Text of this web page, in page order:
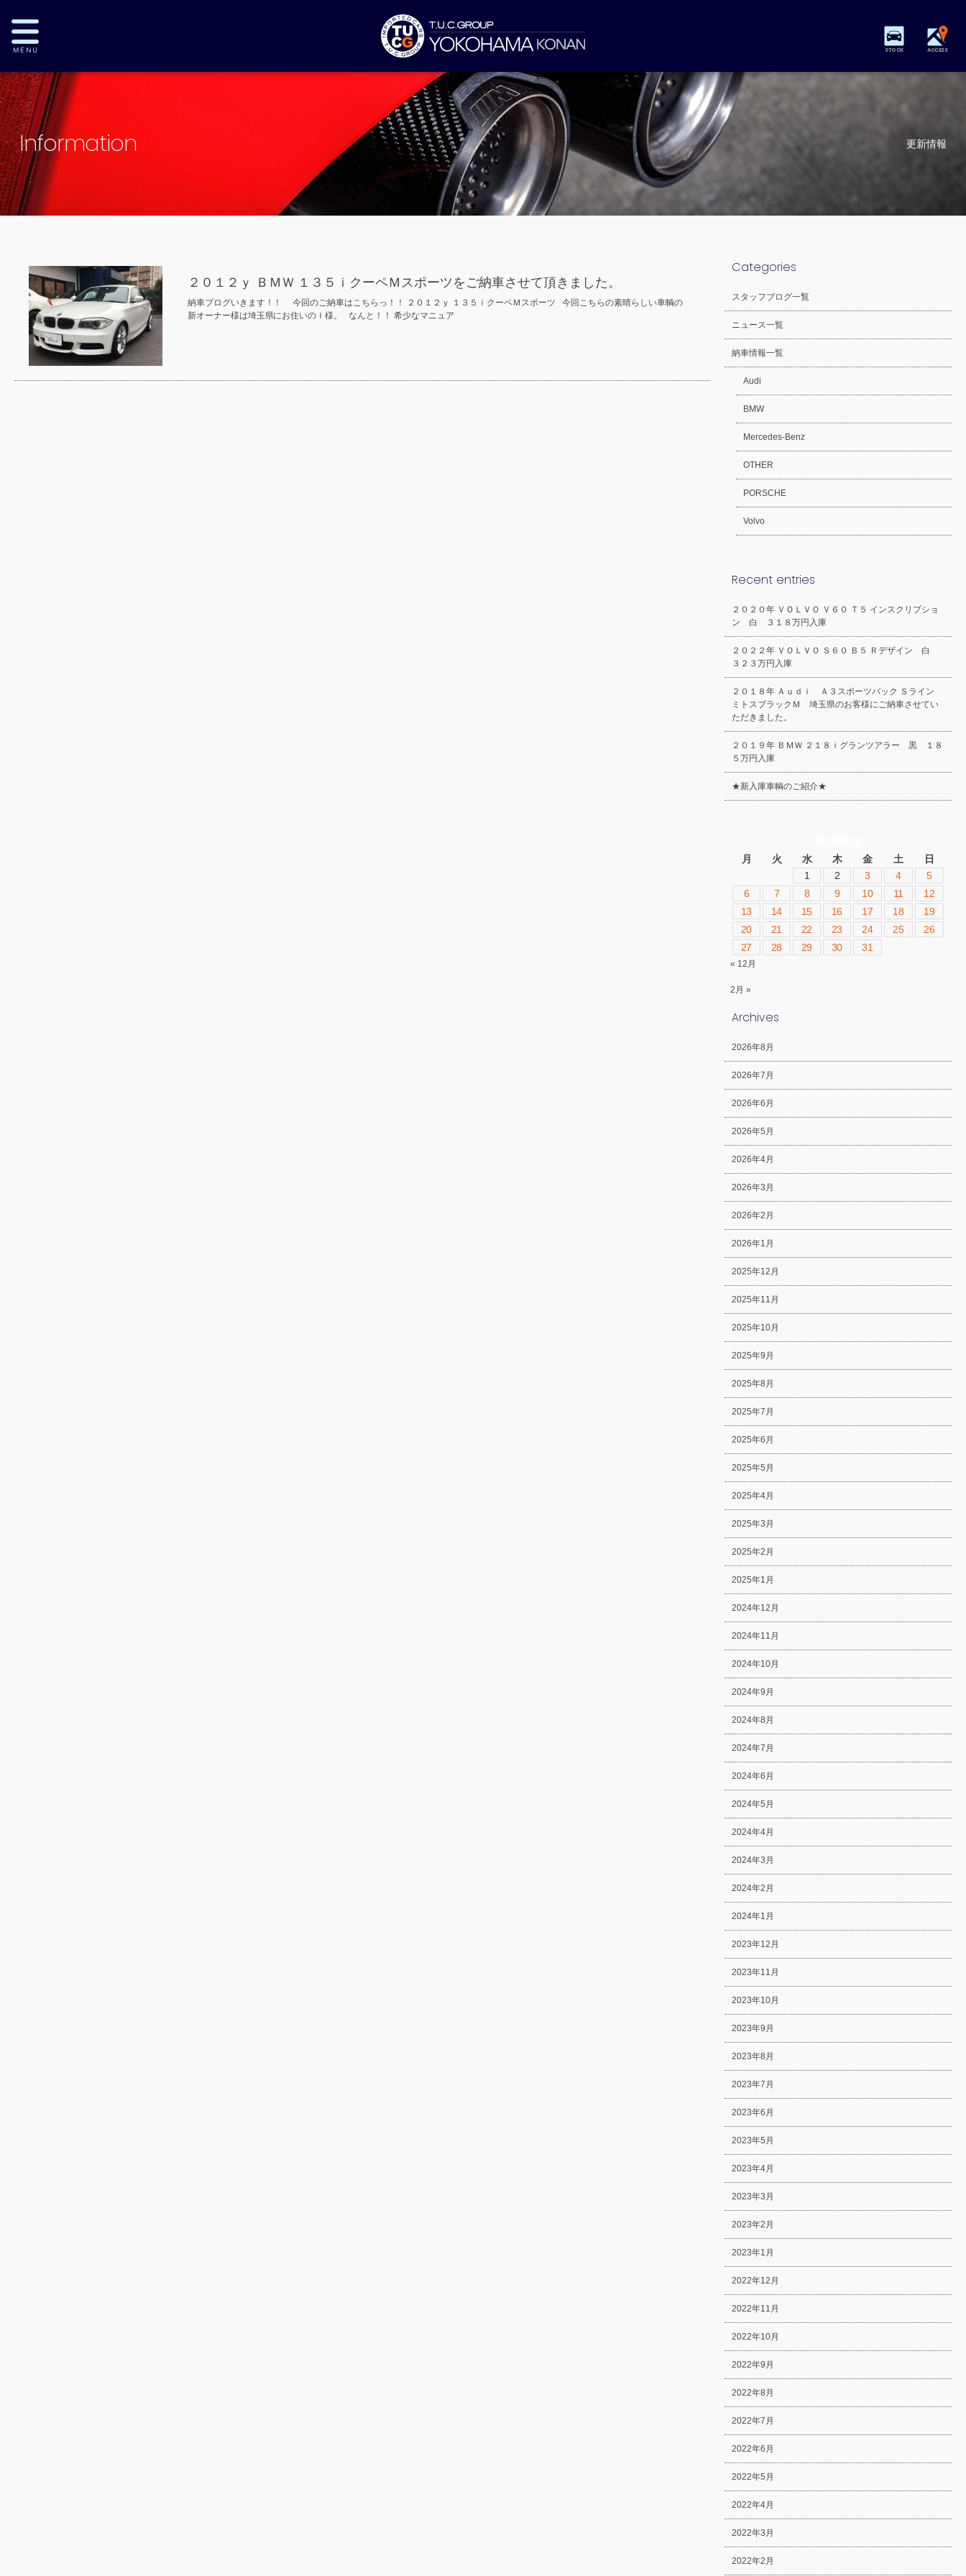
STOCK ACCESS
Information 更新情報
２０１２ｙ ＢＭＷ １３５ｉクーペＭスポーツをご納車させて頂きました。
納車ブログいきます！！ 今回のご納車はこちらっ！！ ２０１２ｙ １３５ｉクーペＭスポーツ 今回こちらの素晴らしい車輌の
新オーナー様は埼玉県にお住いのＩ様。 なんと！！ 希少なマニュア
Categories
スタッフブログ一覧
ニュース一覧
納車情報一覧
Audi
BMW
Mercedes-Benz
OTHER
PORSCHE
Volvo
Recent entries
２０２０年 ＶＯＬＶＯ Ｖ６０ Ｔ５ インスクリプショ
ン 白 ３１８万円入庫
２０２２年 ＶＯＬＶＯ Ｓ６０ Ｂ５ Ｒデザイン 白
３２３万円入庫
２０１８年 Ａｕｄｉ Ａ３スポーツバック Ｓライン
ミトスブラックＭ 埼玉県のお客様にご納車させてい
ただきました。
２０１９年 ＢＭＷ ２１８ｉグランツアラー 黒 １８
５万円入庫
★新入庫車輌のご紹介★
月
火 水 木 金 土
日
1
2 3 4
5
6
7 8 9 10 11
12
13
14 15 16 17 18
19
20
21 22 23 24 25
26
27
28 29 30 31
« 12月
2月 »
Archives
2026年8月
2026年7月
2026年6月
2026年5月
2026年4月
2026年3月
2026年2月
2026年1月
2025年12月
2025年11月
2025年10月
2025年9月
2025年8月
2025年7月
2025年6月
2025年5月
2025年4月
2025年3月
2025年2月
2025年1月
2024年12月
2024年11月
2024年10月
2024年9月
2024年8月
2024年7月
2024年6月
2024年5月
2024年4月
2024年3月
2024年2月
2024年1月
2023年12月
2023年11月
2023年10月
2023年9月
2023年8月
2023年7月
2023年6月
2023年5月
2023年4月
2023年3月
2023年2月
2023年1月
2022年12月
2022年11月
2022年10月
2022年9月
2022年8月
2022年7月
2022年6月
2022年5月
2022年4月
2022年3月
2022年2月